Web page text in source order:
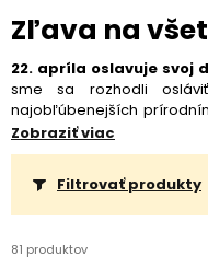
Zľava na
22. apríla oslavuje svoj
sme sa rozhodli
najobľúbenejších
môžete od 20. 4. do 24.
hryzadlá, macramé
mnoho ďalšieho!
komponentmi nájdete aj v
materiálov z drevaalebo v
10 tipov na DIY projekty s
môžete pustiť.
Zobraziť viac
Filtrovať produkty
81 produktov